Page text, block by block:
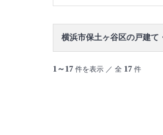
横浜市保土ヶ谷区の戸建て
1～17 件を表示 ／ 全 17 件